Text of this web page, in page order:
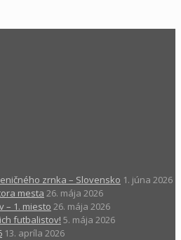
zrnka – Slovensko 1. júna 2026
mesta 26. mája 2026
– 1. miesto 26. mája 2026
futbalistov! 5. mája 2026
13. apríla 2026